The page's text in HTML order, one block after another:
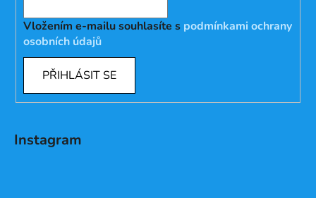
Vložením e-mailu souhlasíte s podmínkami ochrany
osobních údajů
PŘIHLÁSIT SE
Instagram